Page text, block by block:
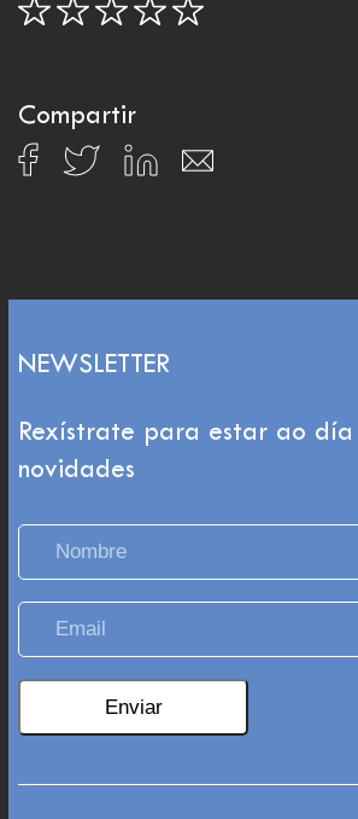
Compartir
NEWSLETTER
Rexístrate para estar ao día
novidades